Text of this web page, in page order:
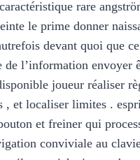
rare
le prime donner
devant quoi que
de l’information envoyer
joueur réaliser
, et localiser limites .
et freiner qui
conviviale au